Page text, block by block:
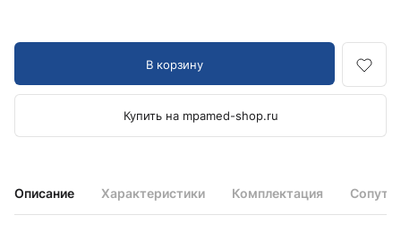
Описание Характеристики Комплектация
В корзину
Купить на mpamed-shop.ru